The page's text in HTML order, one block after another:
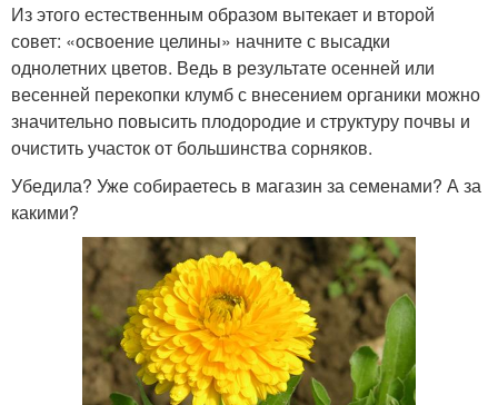
Из этого естественным образом вытекает и второй
совет: «освоение целины» начните с высадки
однолетних цветов. Ведь в результате осенней или
весенней перекопки клумб с внесением органики можно
значительно повысить плодородие и структуру почвы и
очистить участок от большинства сорняков.
Убедила? Уже собираетесь в магазин за семенами? А за
какими?